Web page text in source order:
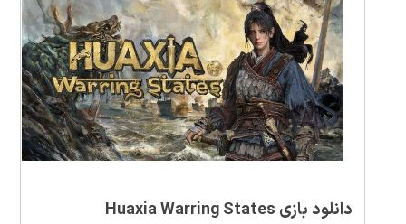
دانلود بازی Huaxia Warring States